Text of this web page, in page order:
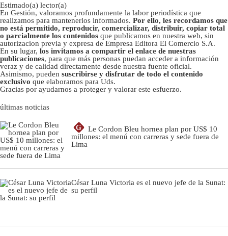
Estimado(a) lector(a)
En Gestión, valoramos profundamente la labor periodística que
realizamos para mantenerlos informados. Por ello, les recordamos que
no está permitido, reproducir, comercializar, distribuir, copiar total
o parcialmente los contenidos que publicamos en nuestra web, sin
autorizacion previa y expresa de Empresa Editora El Comercio S.A.
En su lugar, los invitamos a compartir el enlace de nuestras
publicaciones, para que más personas puedan acceder a información
veraz y de calidad directamente desde nuestra fuente oficial.
Asimismo, pueden suscribirse y disfrutar de todo el contenido
exclusivo que elaboramos para Uds.
Gracias por ayudarnos a proteger y valorar este esfuerzo.
últimas noticias
G
Le Cordon Bleu hornea plan por US$ 10
millones: el menú con carreras y sede fuera de
Lima
César Luna Victoria es el nuevo jefe de la Sunat:
su perfil